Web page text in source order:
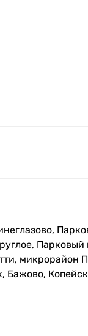
Парковый
микрорайон
Бажово,